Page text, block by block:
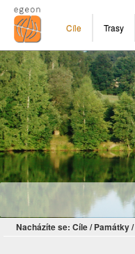
Cíle Trasy
Nacházíte se: Cíle/ Památky/